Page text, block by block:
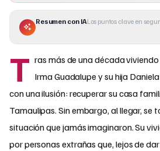
Resumen con IALos puntos clave en
T ras más de una década
Irma Guadalupe y su hija
con una ilusión: recuperar su casa
Tamaulipas. Sin embargo, al llegar, se
situación que jamás imaginaron. Su
por personas extrañas que, lejos de